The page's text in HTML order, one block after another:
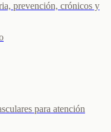
prevención, crónicos y
para atención